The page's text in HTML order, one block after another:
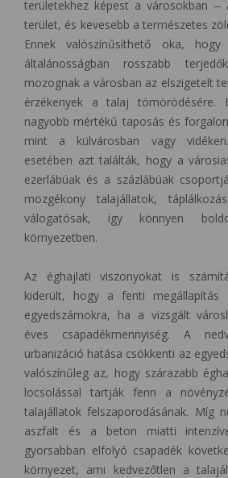
területekhez képest a városokban
terület, és kevesebb a természetes
Ennek valószínűsíthető oka,
általánosságban rosszabb
mozognak a városban az elszigetelt
érzékenyek a talaj tömörödésére.
nagyobb mértékű taposás és
mint a külvárosban vagy
esetében azt találták, hogy a
ezerlábúak és a százlábúak
mozgékony talajállatok,
válogatósak, így könnyen
környezetben.
Az éghajlati viszonyokat is
kiderült, hogy a fenti
egyedszámokra, ha a vizsgált
éves csapadékmennyiség. A
urbanizáció hatása csökkenti az
valószínűleg az, hogy szárazabb
locsolással tartják fenn a
talajállatok felszaporodásának. Míg
aszfalt és a beton miatti
gyorsabban elfolyó csapadék
környezet, ami kedvezőtlen a